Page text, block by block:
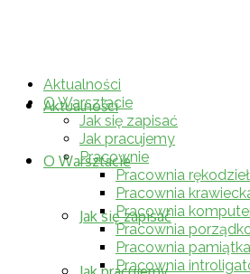
Aktualności
O Warsztacie
Jak się zapisać
Aktualności
O Warsztacie
Jak się zapisać
Jak pracujemy
Pracownie
Pracownia
Pracownia
Pracownia
Pracownia
Pracownia
Pracownia